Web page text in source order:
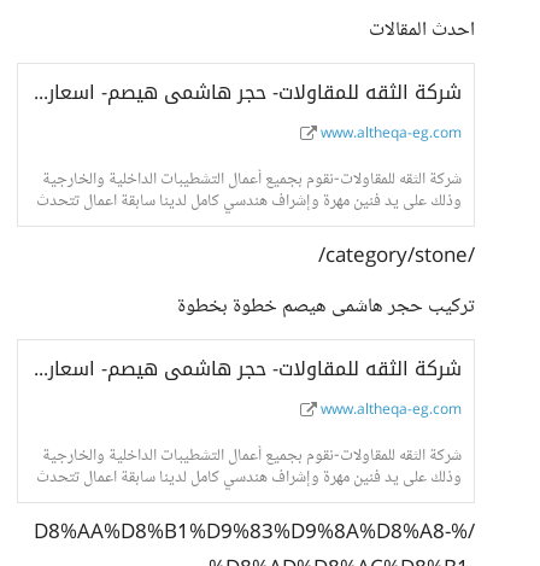
احدث المقالات
شركة الثقه للمقاولات- حجر هاشمى هيصم- اسعار حجر هاشمى- واجهات حجر هاشمى
www.altheqa-eg.com
شركة الثقه للمقاولات-نقوم بجميع أعمال التشطيبات الداخلية والخارجية
وذلك على يد فنين مهرة وإشراف هندسي كامل لدينا سابقة اعمال تتحدث
عنا فى جميع انحاء الجمهور
/category/stone/
تركيب حجر هاشمى هيصم خطوة بخطوة
شركة الثقه للمقاولات- حجر هاشمى هيصم- اسعار حجر هاشمى- واجهات حجر هاشمى
www.altheqa-eg.com
شركة الثقه للمقاولات-نقوم بجميع أعمال التشطيبات الداخلية والخارجية
وذلك على يد فنين مهرة وإشراف هندسي كامل لدينا سابقة اعمال تتحدث
عنا فى جميع انحاء الجمهور
/%D8%AA%D8%B1%D9%83%D9%8A%D8%A8-